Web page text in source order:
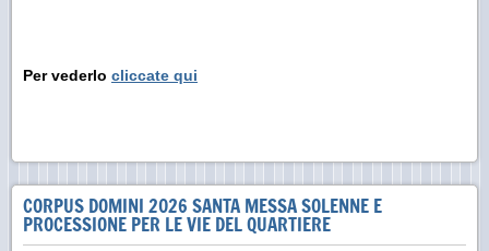
Per vederlo cliccate qui
CORPUS DOMINI 2026 SANTA MESSA SOLENNE E
PROCESSIONE PER LE VIE DEL QUARTIERE